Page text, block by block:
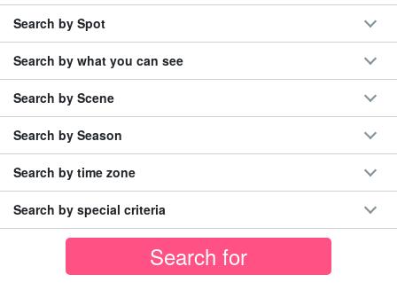
Search by Spot
Search by what you can see
Search by Scene
Search by Season
Search by time zone
Search by special criteria